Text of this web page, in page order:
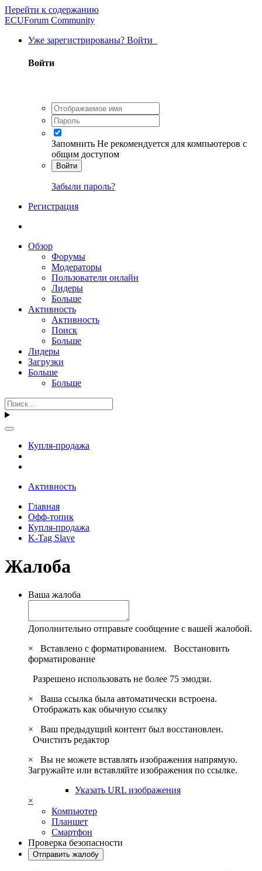
Перейти к содержанию
ECUForum Community
Уже зарегистрированы? Войти
Войти
Запомнить Не рекомендуется для компьютеров с
общим доступом
Войти
Забыли пароль?
Регистрация
Обзор
Форумы
Модераторы
Пользователи онлайн
Лидеры
Больше
Активность
Активность
Поиск
Больше
Лидеры
Загрузки
Больше
Больше
Купля-продажа
Активность
Главная
Офф-топик
Купля-продажа
K-Tag Slave
Жалоба
Ваша жалоба
Дополнительно отправьте сообщение с вашей жалобой.
×
Вставлено с форматированием. Восстановить
форматирование
Разрешено использовать не более 75 эмодзи.
×
Ваша ссылка была автоматически встроена.
Отображать как обычную ссылку
×
Ваш предыдущий контент был восстановлен.
Очистить редактор
×
Вы не можете вставлять изображения напрямую.
Загружайте или вставляйте изображения по ссылке.
Указать URL изображения
×
Компьютер
Планшет
Смартфон
Проверка безопасности
Отправить жалобу